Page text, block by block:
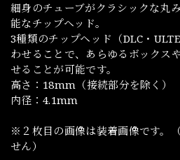
細身のチューブがクラシックな丸
能なチップヘッド。
3種類のチップヘッド（DLC・
わせることで、あらゆるボックス
せることが可能です。
高さ：18mm（接続部分を除く）
内径：4.1mm
※２枚目の画像は装着画像です。
せん）